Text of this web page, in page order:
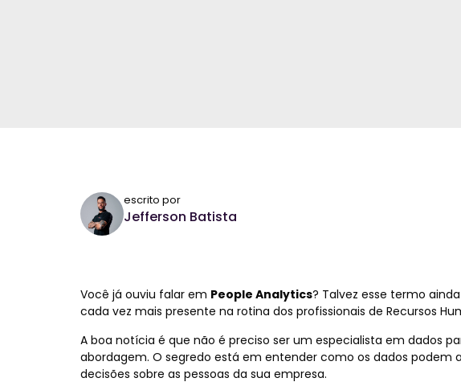
escrito por
Jefferson Batista
Você já ouviu falar em People Analytics? Talvez esse termo
cada vez mais presente na rotina dos profissionais de Recursos
A boa notícia é que não é preciso ser um especialista em dados
abordagem. O segredo está em entender como os dados podem
decisões sobre as pessoas da sua empresa.